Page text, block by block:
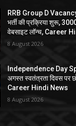
RRB Group D
भर्ती की प्रक्रिया शुरू,
वेबसाइट लॉन्च, Career
8 August 2026
Independence Day
अगस्त स्वतंत्रता दिवस पर
Career Hindi News
8 August 2026